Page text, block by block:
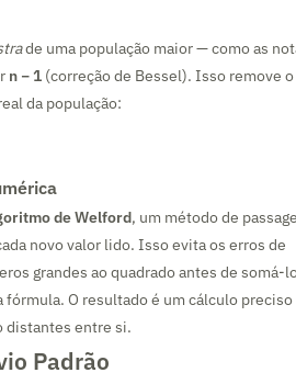
de uma população maior — como as
n − 1 (correção de Bessel). Isso remove
da população:
de Welford, um método de
novo valor lido. Isso evita os erros de
grandes ao quadrado antes de somá-
O resultado é um cálculo
distantes entre si.
Padrão